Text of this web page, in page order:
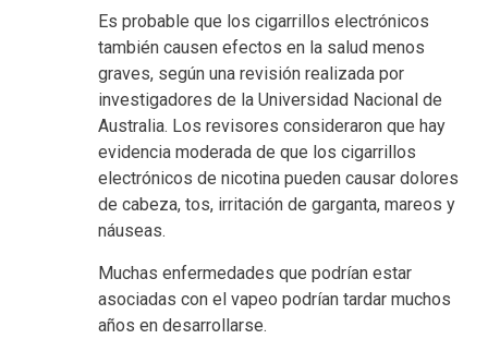
Es probable que los cigarrillos electrónicos
también causen efectos en la salud menos
graves, según una revisión realizada por
investigadores de la Universidad Nacional de
Australia. Los revisores consideraron que hay
evidencia moderada de que los cigarrillos
electrónicos de nicotina pueden causar dolores
de cabeza, tos, irritación de garganta, mareos y
náuseas.
Muchas enfermedades que podrían estar
asociadas con el vapeo podrían tardar muchos
años en desarrollarse.